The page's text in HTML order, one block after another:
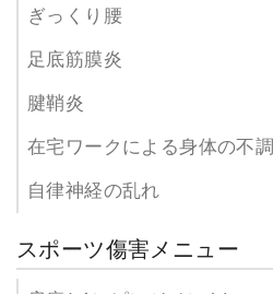
ぎっくり腰
足底筋膜炎
腱鞘炎
在宅ワークによる身体の不調
自律神経の乱れ
スポーツ傷害メニュー